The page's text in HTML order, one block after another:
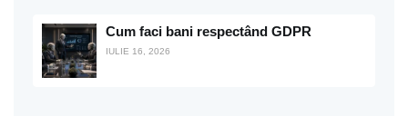
Cum faci bani respectând GDPR
IULIE 16, 2026